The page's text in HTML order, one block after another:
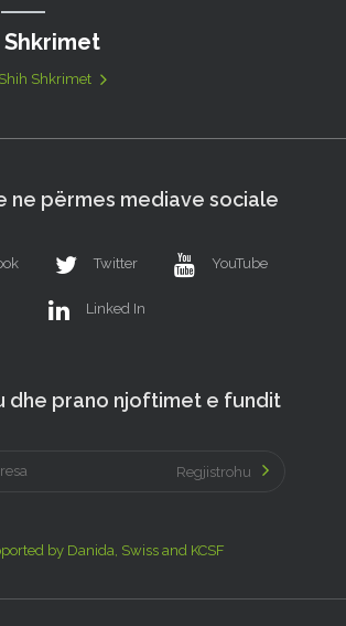
Shkrimet
Shih Shkrimet
ne përmes mediave sociale
Twitter YouTube
Linked In
dhe prano njoftimet e fundit
Regjistrohu
by Danida, Swiss and KCSF